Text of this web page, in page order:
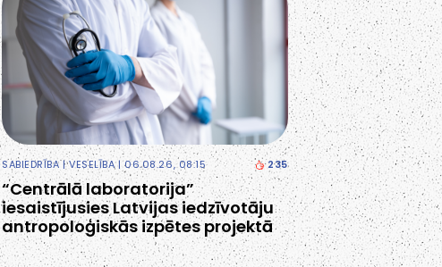
SABIEDRĪBA|VESELĪBA| 06.08.26, 08:15 235
“Centrālā laboratorija”
iesaistījusies Latvijas iedzīvotāju
antropoloģiskās izpētes projektā